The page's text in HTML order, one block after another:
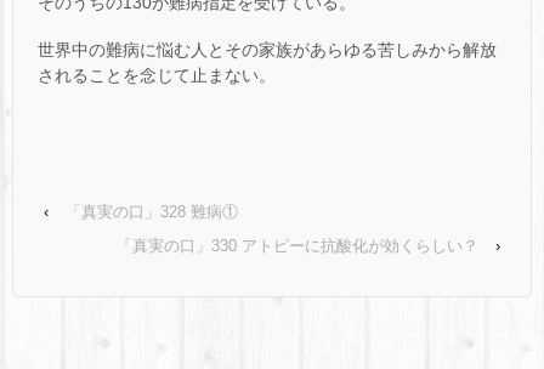
世界中の難病に悩む人とその家族があらゆる苦しみから解放
されることを念じて止まない。
‹
「真実の口」328 難病①
「真実の口」330 アトピーに抗酸化が効くらしい？
›